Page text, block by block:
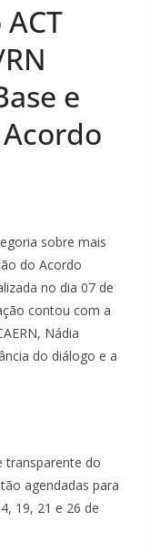
e
sobre mais
do Acordo
no dia 07 de
contou com a
Nádia
do diálogo e a
transparente do
agendadas para
19, 21 e 26 de